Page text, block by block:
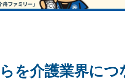
を介護業界に